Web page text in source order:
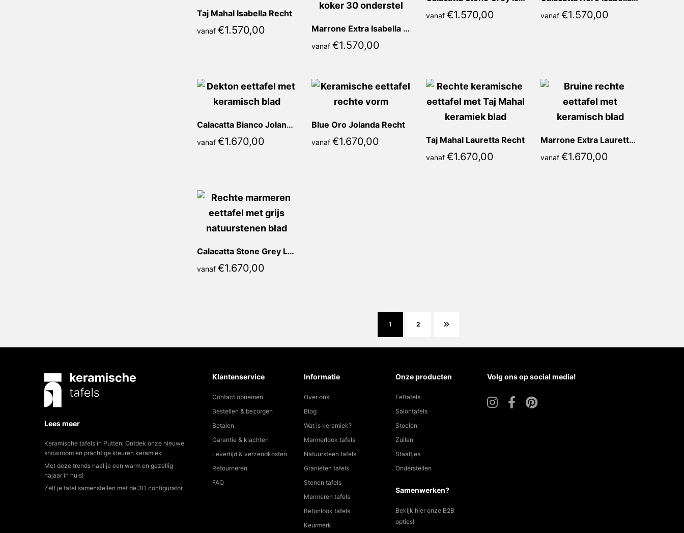
Taj Mahal Isabella Recht
vanaf €1.570,00 Marrone Extra Isabella Recht
vanaf €1.570,00
vanaf €1.570,00 vanaf €1.570,00
Calacatta Bianco Jolanda Recht
vanaf €1.670,00
Blue Oro Jolanda Recht
vanaf €1.670,00 Taj Mahal Lauretta Recht
vanaf €1.670,00
Marrone Extra Lauretta Recht
vanaf €1.670,00
Calacatta Stone Grey Lauretta Recht
vanaf €1.670,00
1 2
Lees meer
Keramische tafels in Putten: Ontdek onze nieuwe
showroom en prachtige kleuren keramiek
Met deze trends haal je een warm en gezellig
najaar in huis!
Zelf je tafel samenstellen met de 3D configurator
Klantenservice
Contact opnemen
Bestellen & bezorgen
Betalen
Garantie & klachten
Levertijd & verzendkosten
Retourneren
FAQ
Informatie
Over ons
Blog
Wat is keramiek?
Marmerlook tafels
Natuursteen tafels
Granieten tafels
Stenen tafels
Marmeren tafels
Betonlook tafels
Keurmerk
Onze producten
Eettafels
Salontafels
Stoelen
Zuilen
Staaltjes
Onderstellen
Samenwerken?
Bekijk hier onze B2B
opties!
Volg ons op social media!